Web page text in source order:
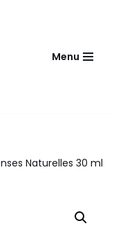
Menu
Naturelles 30 ml